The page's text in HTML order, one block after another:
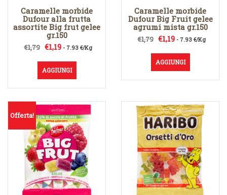
Caramelle morbide
Dufour alla frutta
assortite Big frut gelee
gr.150
€1,79 Il
originale
era:
€1,79.
€1,19Il
attuale
è:
€1,19.
- 7.93 €/Kg
AGGIUNGI
Caramelle morbide
Dufour Big Fruit gelee
agrumi mista gr.150
€1,79 Il
originale
era:
€1,79.
€1,19Il
attuale
è:
€1,19.
- 7.93 €/Kg
AGGIUNGI
Offerta!